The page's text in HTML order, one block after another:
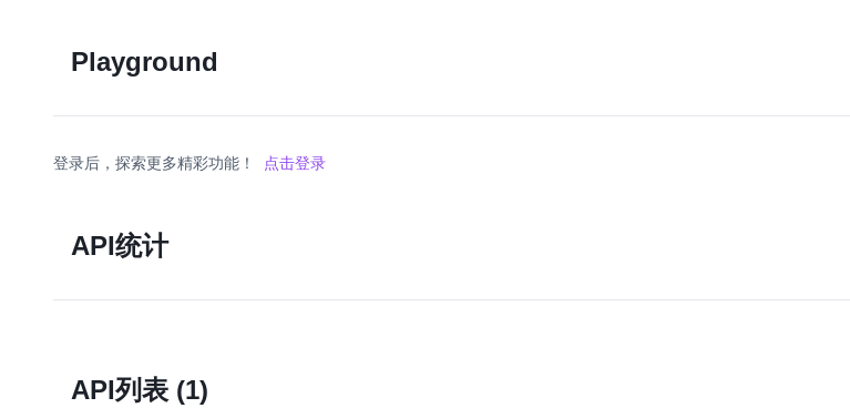
Playground
登录后，探索更多精彩功能！ 点击登录
API统计
API列表 (1)